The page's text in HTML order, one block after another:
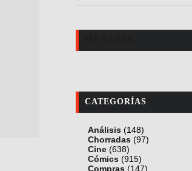
CATEGORÍAS
Análisis (148)
Chorradas (97)
Cine (638)
Cómics (915)
Compras (147)